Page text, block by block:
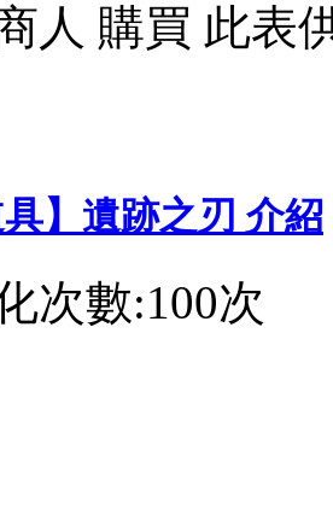
人 購買 此表
具】遺跡之刃 介紹
次數:100次